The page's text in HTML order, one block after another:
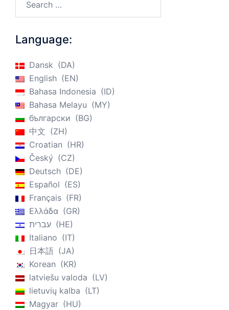
Language:
Dansk
DA
English
EN
Bahasa Indonesia
ID
Bahasa Melayu
MY
български
BG
中文
ZH
Croatian
HR
Český
CZ
Deutsch
DE
Español
ES
Français
FR
Ελλάδα
GR
עברית
HE
Italiano
IT
日本語
JA
Korean
KR
latviešu valoda
LV
lietuvių kalba
LT
Magyar
HU